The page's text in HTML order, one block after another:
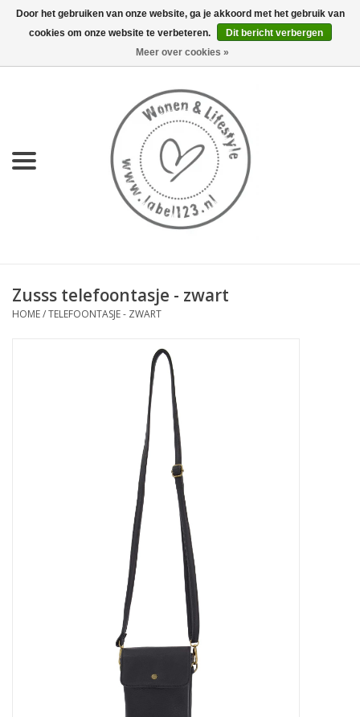
0 Artikelen - €0,00
KEUKEN
LIFESTYLE
Zusss telefoontasje - zwart
HOME/TELEFOONTASJE - ZWART
Door het gebruiken van onze website, ga je akkoord met het gebruik van
cookies om onze website te verbeteren.
Dit bericht verbergen
Meer over cookies »